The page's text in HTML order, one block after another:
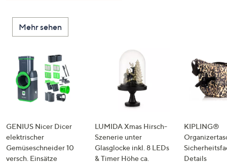
Mehr sehen
GENIUS Nicer Dicer
elektrischer
Gemüseschneider 10
versch. Einsätze
LUMIDA Xmas Hirsch-
Szenerie unter
Glasglocke inkl. 8 LEDs
& Timer Höhe ca.
KIPLING®
Details